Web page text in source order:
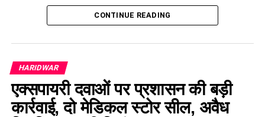
Table of Contents
29 जुलाई की रात हुई थी चोरी
CCTV फुटेज से पुलिस को मिला सुराग
BHEL स्टेडियम के पास से पहला आरोपी गिरफ्तार
CONTINUE READING
HARIDWAR
एक्सपायरी दवाओं पर प्रशासन की बड़ी
कार्रवाई, दो मेडिकल स्टोर सील, अवैध